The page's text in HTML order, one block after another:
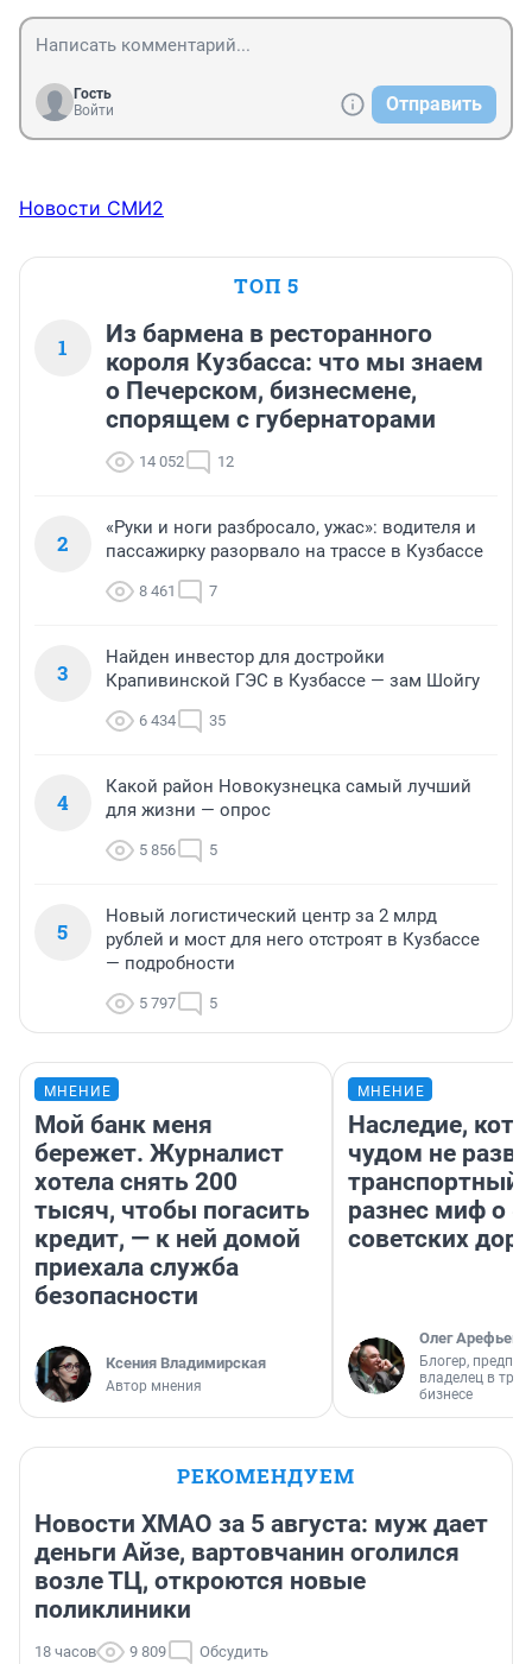
Гость
Войти
Отправить
Новости СМИ2
ТОП 5
1
Из бармена в ресторанного
короля Кузбасса: что мы знаем
о Печерском, бизнесмене,
спорящем с губернаторами
14 052 12
2
«Руки и ноги разбросало, ужас»: водителя и
пассажирку разорвало на трассе в Кузбассе
8 461 7
3
Найден инвестор для достройки
Крапивинской ГЭС в Кузбассе — зам Шойгу
6 434 35
4
Какой район Новокузнецка самый лучший
для жизни — опрос
5 856 5
5
Новый логистический центр за 2 млрд
рублей и мост для него отстроят в Кузбассе
— подробности
5 797 5
МНЕНИЕ
Мой банк меня
бережет. Журналист
хотела снять 200
тысяч, чтобы погасить
кредит, — к ней домой
приехала служба
безопасности
Ксения Владимирская
Автор мнения
МНЕНИЕ
Наследие,
чудом не
транспортный
разнес миф о
советских
Олег Арефьев
Блогер,
владелец в
бизнесе
РЕКОМЕНДУЕМ
Новости ХМАО за 5 августа: муж дает
деньги Айзе, вартовчанин оголился
возле ТЦ, откроются новые
поликлиники
18 часов 9 809 Обсудить